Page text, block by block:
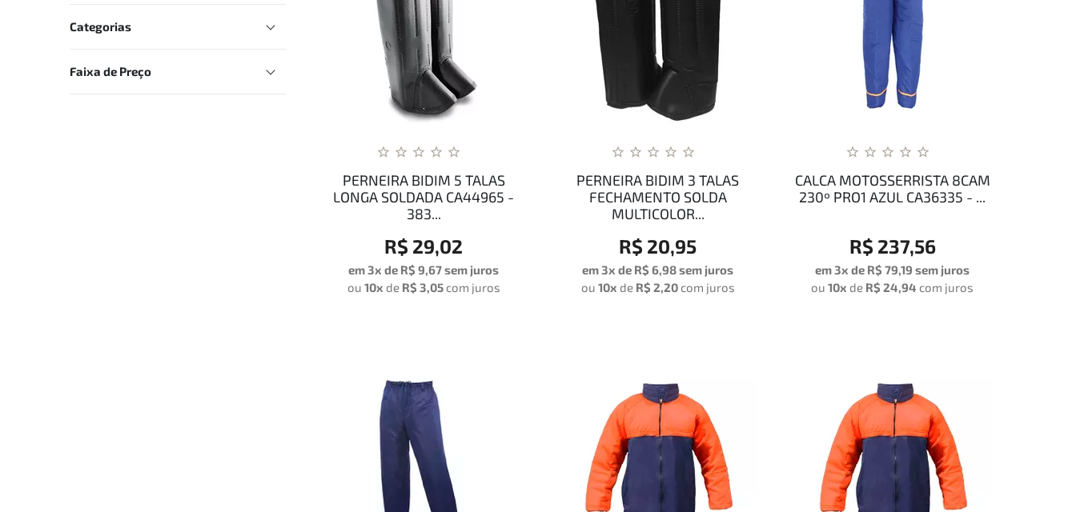
Categorias
Faixa de Preço
PERNEIRA BIDIM 5 TALAS
LONGA SOLDADA CA44965 -
383...
R$ 29,02
em 3x de R$ 9,67sem juros
ou 10x de R$ 3,05 com juros
PERNEIRA BIDIM 3 TALAS
FECHAMENTO SOLDA
MULTICOLOR...
R$ 20,95
em 3x de R$ 6,98sem juros
ou 10x de R$ 2,20 com juros
CALCA MOTOSSERRISTA 8CAM
230º PRO1 AZUL CA36335 - ...
R$ 237,56
em 3x de R$ 79,19 sem juros
ou10x de R$ 24,94 com juros